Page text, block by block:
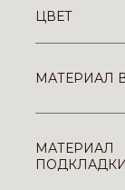
ЦВЕТ
МАТЕРИАЛ
МАТЕРИАЛ
ПОДКЛАДКИ